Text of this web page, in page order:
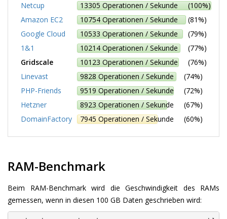
Netcup
13305 Operationen / Sekunde (100%)
Amazon EC2
10754 Operationen / Sekunde (81%)
Google Cloud
10533 Operationen / Sekunde (79%)
1&1
10214 Operationen / Sekunde (77%)
Gridscale
10123 Operationen / Sekunde (76%)
Linevast
9828 Operationen / Sekunde (74%)
PHP-Friends
9519 Operationen / Sekunde (72%)
Hetzner
8923 Operationen / Sekunde (67%)
DomainFactory
7945 Operationen / Sekunde (60%)
RAM-Benchmark
Beim RAM-Benchmark wird die Geschwindigkeit des RAMs
gemessen, wenn in diesen 100 GB Daten geschrieben wird: